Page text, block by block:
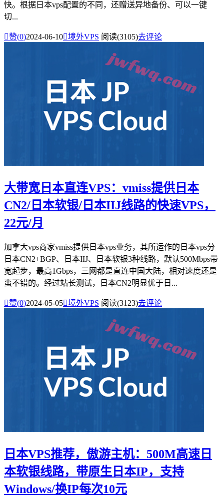
快。根据日本vps配置的不同，还赠送异地备份、可以一键
切...
赞(0)2024-06-10境外VPS 阅读(3105)去评论
大带宽日本直连VPS：vmiss提供日本
CN2/日本软银/日本IIJ线路的快速VPS，
22元/月
加拿大vps商家vmiss提供日本vps业务，其所运作的日本vps分
日本CN2+BGP、日本IIJ、日本软银3种线路，默认500Mbps带
宽起步，最高1Gbps，三网都是直连中国大陆，相对速度还是
蛮不错的。经过站长测试，日本CN2明显优于日...
赞(0)2024-05-05境外VPS 阅读(3123)去评论
日本VPS推荐，傲游主机：500M高速日
本软银线路，带原生日本IP，支持
Windows/换IP每次10元